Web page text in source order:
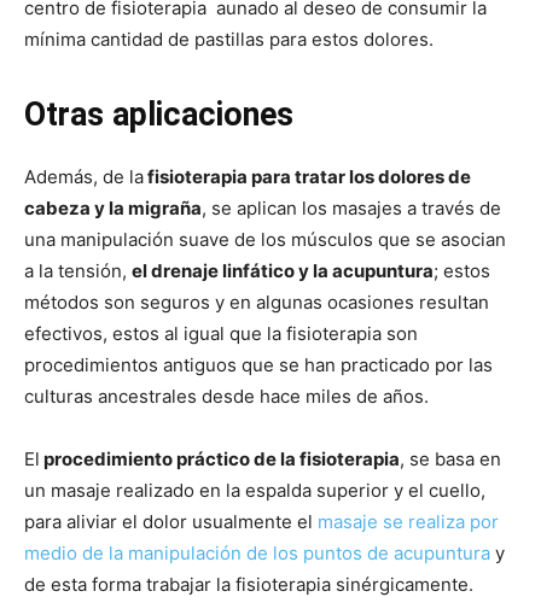
centro de fisioterapia aunado al deseo de consumir la
mínima cantidad de pastillas para estos dolores.
Otras aplicaciones
Además, de lafisioterapia para tratar los dolores de
cabeza y la migraña, se aplican los masajes a través de
una manipulación suave de los músculos que se asocian
a la tensión, el drenaje linfático y la acupuntura; estos
métodos son seguros y en algunas ocasiones resultan
efectivos, estos al igual que la fisioterapia son
procedimientos antiguos que se han practicado por las
culturas ancestrales desde hace miles de años.
El procedimiento práctico de la fisioterapia, se basa en
un masaje realizado en la espalda superior y el cuello,
para aliviar el dolor usualmente el masaje se realiza por
medio de la manipulación de los puntos de acupuntura y
de esta forma trabajar la fisioterapia sinérgicamente.